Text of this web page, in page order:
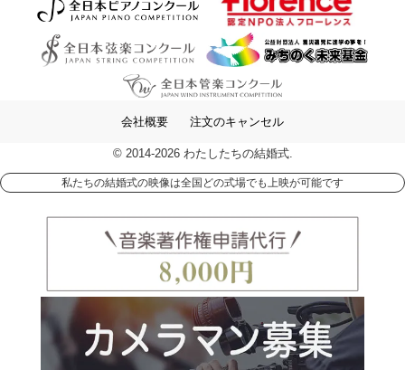
会社概要 注文のキャンセル
© 2014-2026 わたしたちの結婚式.
私たちの結婚式の映像は全国どの式場でも上映が可能です